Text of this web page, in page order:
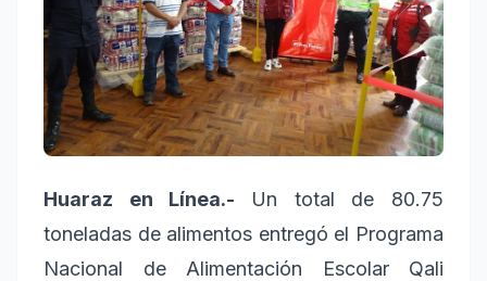
Huaraz en Línea.- Un total de 80.75
toneladas de alimentos entregó el Programa
Nacional de Alimentación Escolar Qali